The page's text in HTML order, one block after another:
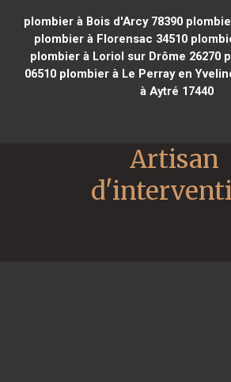
plombier à Bois d'Arcy 78390
plombier à Florensac 34510
plombier à Loriol sur Drôme 26270
06510plombier à Le Perray en
à Aytré 17440
Artisan